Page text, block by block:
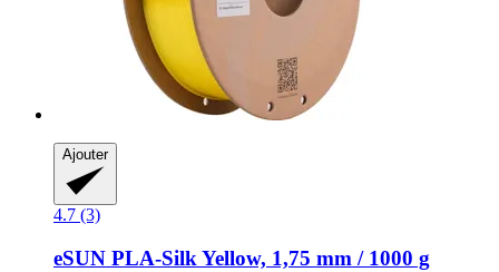
Ajouter
4.7 (3)
eSUN PLA-​Silk Yellow, 1,75 mm / 1000 g